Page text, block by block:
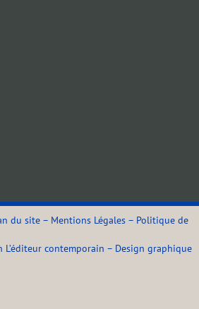
du site – Mentions Légales – Politique de
L’éditeur contemporain – Design graphique